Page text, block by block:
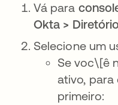
Vá para
Okta >
Selecione um
Se voc\[ê
ativo,
primeiro: